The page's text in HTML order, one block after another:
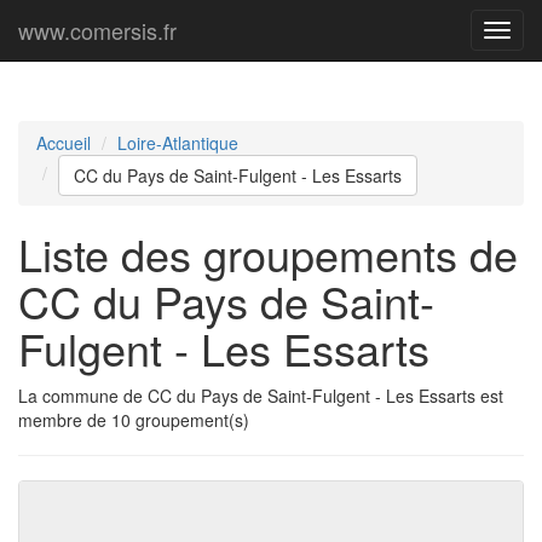
Menu
www.comersis.fr
Accueil
Loire-Atlantique
CC du Pays de Saint-Fulgent - Les Essarts
Liste des groupements de
CC du Pays de Saint-
Fulgent - Les Essarts
La commune de CC du Pays de Saint-Fulgent - Les Essarts est
membre de 10 groupement(s)